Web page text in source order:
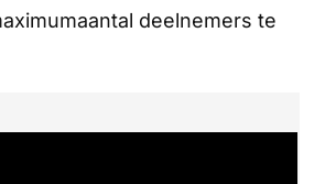
deelnemers te